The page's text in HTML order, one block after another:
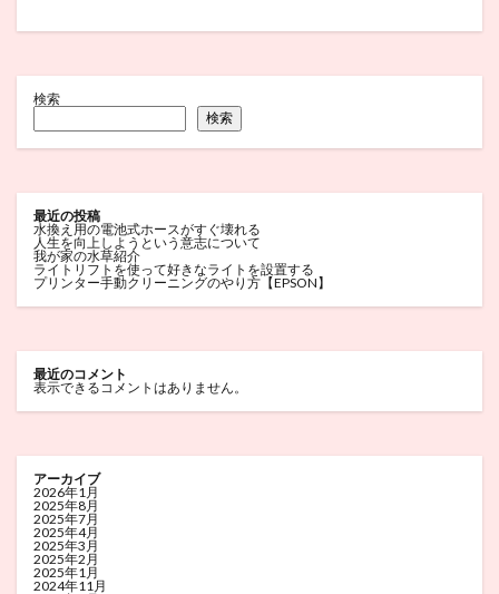
検索
検索
最近の投稿
水換え用の電池式ホースがすぐ壊れる
人生を向上しようという意志について
我が家の水草紹介
ライトリフトを使って好きなライトを設置する
プリンター手動クリーニングのやり方【EPSON】
最近のコメント
表示できるコメントはありません。
アーカイブ
2026年1月
2025年8月
2025年7月
2025年4月
2025年3月
2025年2月
2025年1月
2024年11月